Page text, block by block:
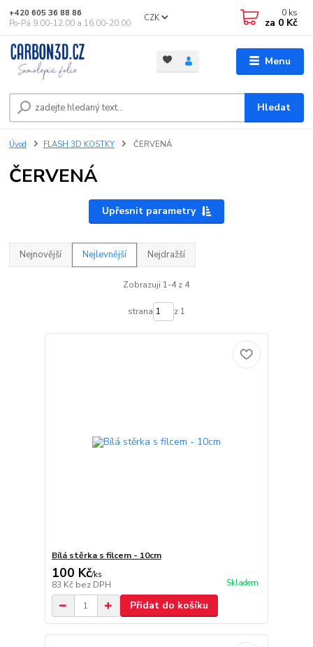
Menu
CZK
Hledat
+420 605 36 88 86
Po-Pá 9.00-12.00 a 16.00-20.00
0 ks
za 0 Kč
Úvod FLASH 3D KOSTKY ČERVENÁ
ČERVENÁ
Upřesnit parametry
Nejnovější Nejlevnější Nejdražší
Zobrazuji 1-4 z 4
strana z 1
Bílá stěrka s filcem - 10cm
100 Kč/ks
83 Kč bez DPH Skladem
Přidat do košíku